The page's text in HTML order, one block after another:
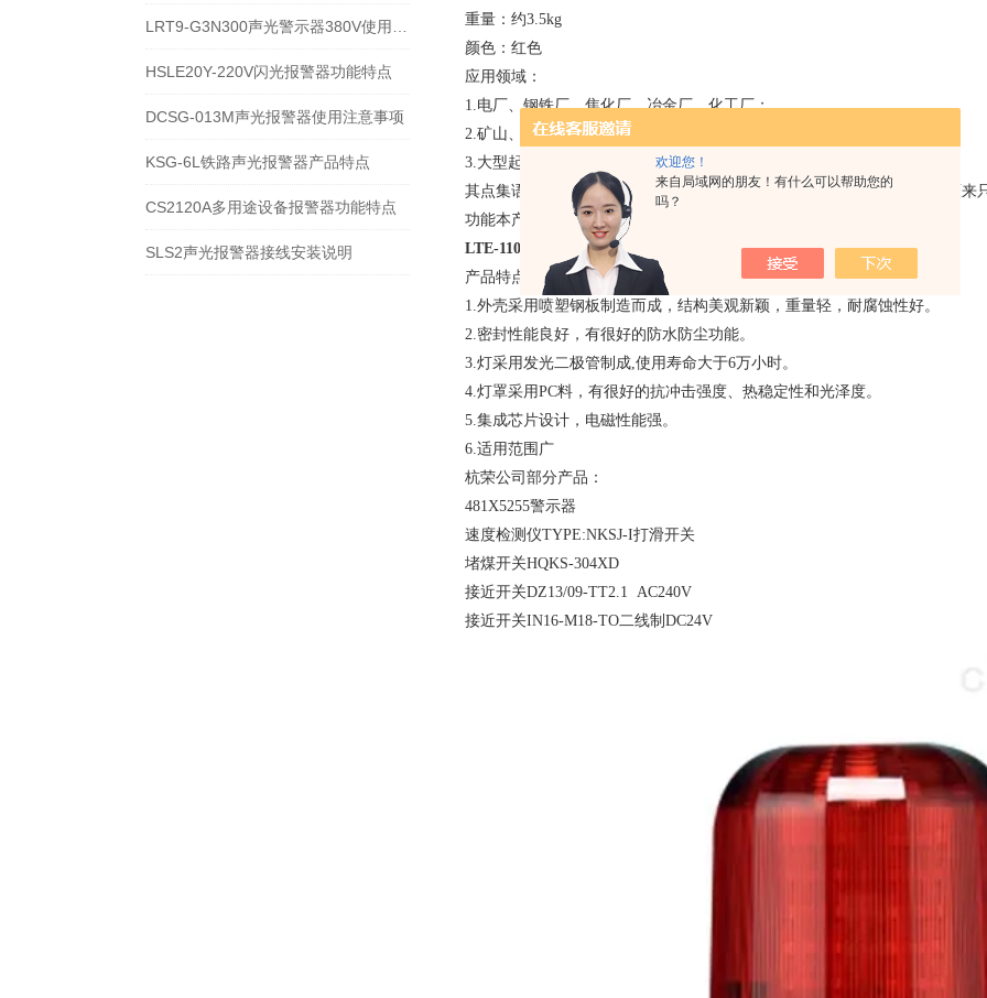
欢迎您！
来自局域网的朋友！有什么可以帮助您的
吗？
HSLE20Y-220V闪光报警器功能特点
DCSG-013M声光报警器使用注意事项
KSG-6L铁路声光报警器产品特点
CS2120A多用途设备报警器功能特点
SLS2声光报警器接线安装说明
重量：约3.5kg
颜色：红色
应用领域：
1.电厂、钢铁厂、焦化厂、冶金厂、化工厂；
2.矿山、冶炼厂；
3.大型起重机械、工程车辆；
其点集语音、声、光于一体，并可直接接入交流220V电源工作，改变了原来
功能本产品有7种语音、一种报警铃供用户现场使用选择。
LTE-1101J
声光报警器
产品特点：
1.外壳采用喷塑钢板制造而成，结构美观新颖，重量轻，耐腐蚀性好。
2.密封性能良好，有很好的防水防尘功能。
3.灯采用发光二极管制成,使用寿命大于6万小时。
4.灯罩采用PC料，有很好的抗冲击强度、热稳定性和光泽度。
5.集成芯片设计，电磁性能强。
6.适用范围广
杭荣公司部分产品：
481X5255警示器
速度检测仪TYPE:NKSJ-I打滑开关
堵煤开关HQKS-304XD
接近开关DZ13/09-TT2.1 AC240V
接近开关IN16-M18-TO二线制DC24V